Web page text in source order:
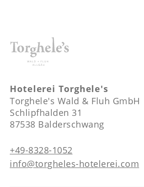
----
Hotelerei Torghele's
Torghele's Wald & Fluh GmbH
Schlipfhalden 31
87538 Balderschwang
+49-8328-1052
info@torgheles-hotelerei.com